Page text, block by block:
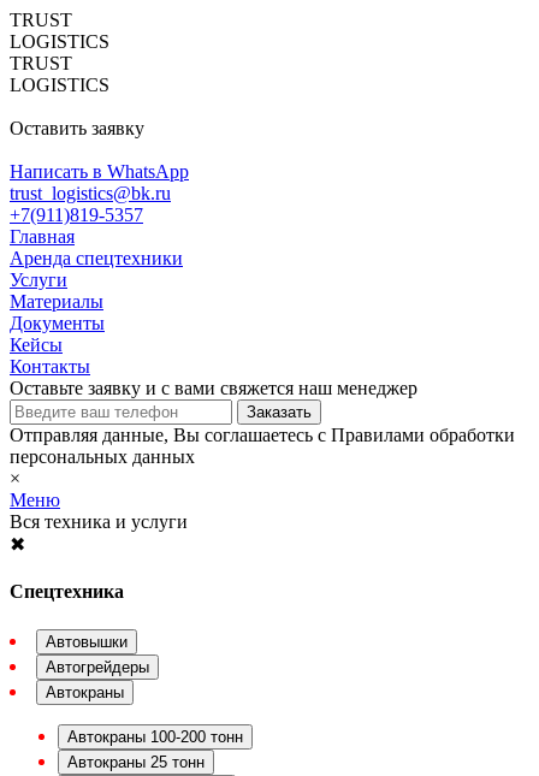
TRUST
LOGISTICS
TRUST
LOGISTICS
Оставить заявку
Написать в WhatsApp
trust_logistics@bk.ru
+7(911)819-5357
Главная
Аренда спецтехники
Услуги
Материалы
Документы
Кейсы
Контакты
Оставьте заявку и с вами свяжется наш менеджер
Отправляя данные, Вы соглашаетесь с Правилами обработки
персональных данных
×
Меню
Вся техника и услуги
✖
Спецтехника
Автовышки
Автогрейдеры
Автокраны
Автокраны 100-200 тонн
Автокраны 25 тонн